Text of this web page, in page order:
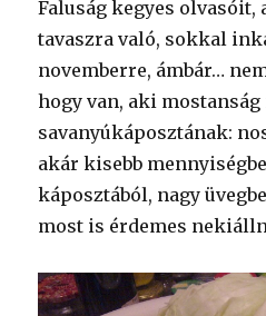
Faluság kegyes olvasóit,
tavaszra való, sokkal
novemberre, ámbár…
hogy van, aki
savanyúkáposztának:
akár kisebb
káposztából, nagy
most is érdemes